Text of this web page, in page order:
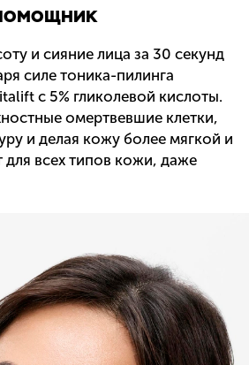
и сияние лица за 30 секунд
силе тоника-пилинга
с 5% гликолевой кислоты.
омертвевшие клетки,
и делая кожу более мягкой и
для всех типов кожи, даже